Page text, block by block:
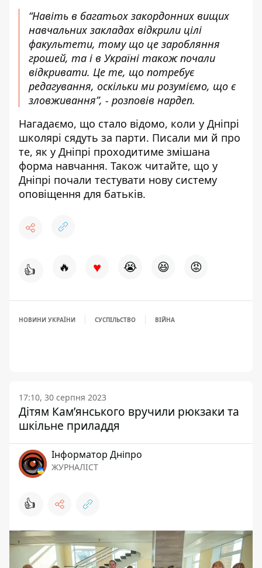
“Навіть в багатьох закордонних вищих
навчальних закладах відкрили цілі
факультети, тому що це заробляння
грошей, та і в Україні також почали
відкривати. Це те, що потребує
редагування, оскільки ми розуміємо, що є
зловживання”, - розповів нардеп.
Нагадаємо, що стало відомо, коли у Дніпрі
школярі сядуть за парти. Писали ми й про
те, як у Дніпрі проходитиме змішана
форма навчання. Також читайте, що у
Дніпрі почали тестувати нову систему
оповіщення для батьків.
👍 🔥 ♥ 😭 😆 😡
НОВИНИ УКРАЇНИ СУСПІЛЬСТВО ВІЙНА
17:10, 30 серпня 2023
Дітям Кам’янського вручили рюкзаки та
шкільне приладдя
Інформатор Дніпро
ЖУРНАЛІСТ
👍